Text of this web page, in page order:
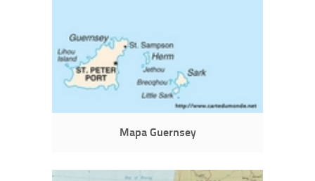
Mapa Guernsey